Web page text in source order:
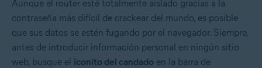
Aunque el router esté totalmente aislado gracias a la
contraseña más difícil de crackear del mundo, es posible
que sus datos se estén fugando por el navegador. Siempre,
antes de introducir información personal en ningún sitio
web, busque el iconito del candado en la barra de